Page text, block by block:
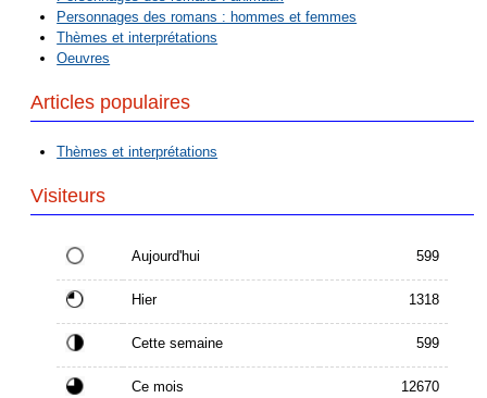
Personnages des romans : hommes et femmes
Thèmes et interprétations
Oeuvres
Articles populaires
Thèmes et interprétations
Visiteurs
Aujourd'hui 599
Hier 1318
Cette semaine 599
Ce mois 12670